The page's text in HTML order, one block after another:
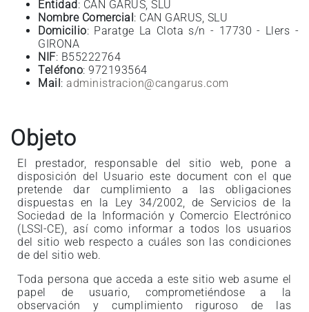
Entidad: CAN GARUS, SLU
Nombre Comercial: CAN GARUS, SLU
Domicilio: Paratge La Clota s/n - 17730 - Llers -
GIRONA
NIF: B55222764
Teléfono: 972193564
Mail: administracion@cangarus.com
Objeto
El prestador, responsable del sitio web, pone a
disposición del Usuario este document con el que
pretende dar cumplimiento a las obligaciones
dispuestas en la Ley 34/2002, de Servicios de la
Sociedad de la Información y Comercio Electrónico
(LSSI-CE), así como informar a todos los usuarios
del sitio web respecto a cuáles son las condiciones
de del sitio web.
Toda persona que acceda a este sitio web asume el
papel de usuario, comprometiéndose a la
observación y cumplimiento riguroso de las